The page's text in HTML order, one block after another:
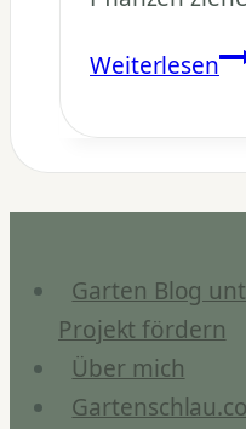
Weiterlesen
&
Garten Blog
Projekt fördern
Über mich